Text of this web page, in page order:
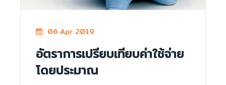
06 Apr 2019
อัตราการเปรียบเทียบค่าใช้จ่าย
โดยประมาณ